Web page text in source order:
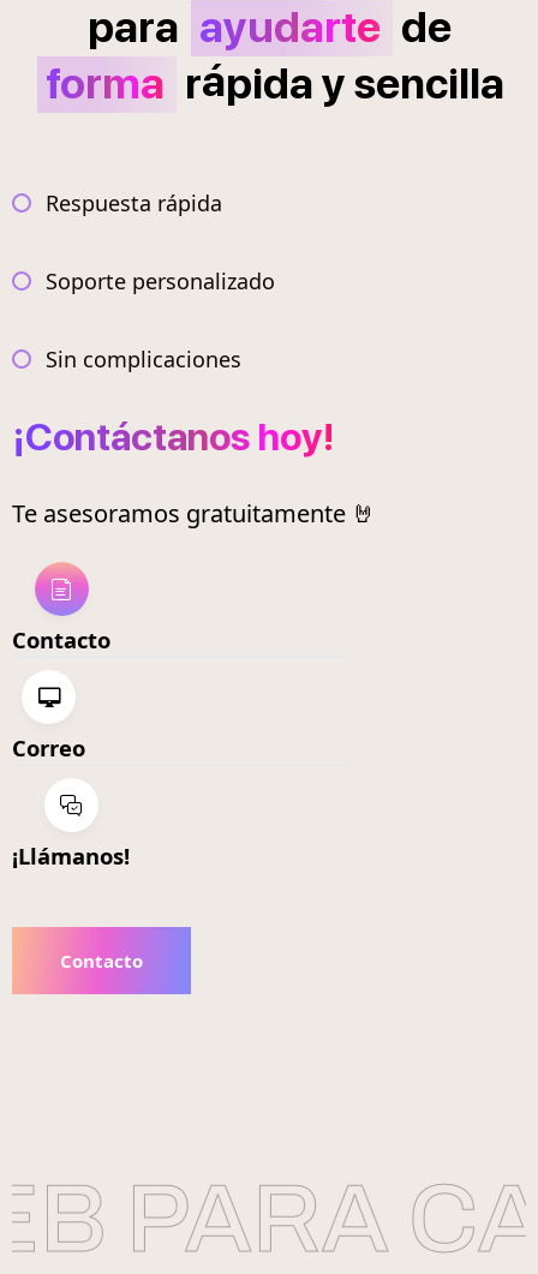
para ayudarte de
forma rápidaysencilla
Respuesta rápida
Soporte personalizado
Sin complicaciones
¡Contáctanos hoy!
Te asesoramos gratuitamente 🤘
Contacto
Correo
¡Llámanos!
Contacto
PARA